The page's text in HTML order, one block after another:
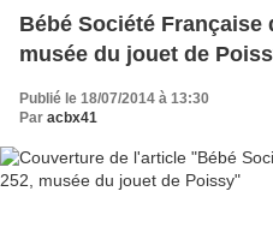
Bébé Société Française
musée du jouet de
Publié le 18/07/2014 à 13:30
Par acbx41